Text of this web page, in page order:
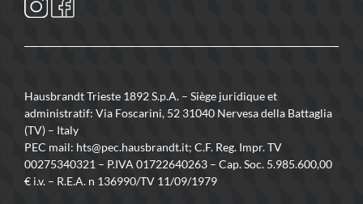
Hausbrandt Trieste 1892 S.p.A. – Siège juridique et
administratif: Via Foscarini, 52 31040 Nervesa della Battaglia
(TV) – Italy
PEC mail: hts@pec.hausbrandt.it; C.F. Reg. Impr. TV
00275340321 – P.IVA 01722640263 – Cap. Soc. 5.985.600,00
€ i.v. – R.E.A. n 136990/TV 11/09/1979